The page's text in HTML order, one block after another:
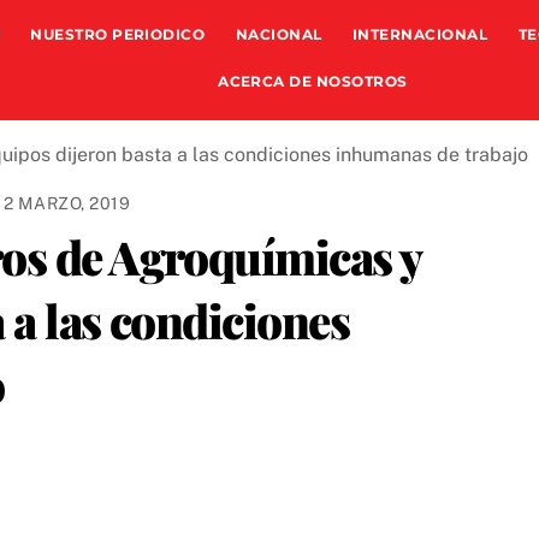
NUESTRO PERIODICO NACIONAL INTERNACIONAL
ACERCA DE NOSOTROS
2 MARZO, 2019
de Agroquímicas y
las condiciones